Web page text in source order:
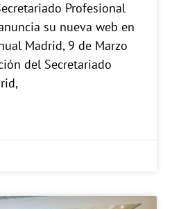
Profesional
su nueva web en
Madrid, 9 de Marzo
del Secretariado